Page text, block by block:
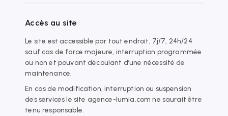
Accès au site
Le site est accessible par tout endroit, 7j/7, 24h/24
sauf cas de force majeure, interruption programmée
ou non et pouvant découlant d’une nécessité de
maintenance.
En cas de modification, interruption ou suspension
des services le site agence-lumia.com ne saurait être
tenu responsable.